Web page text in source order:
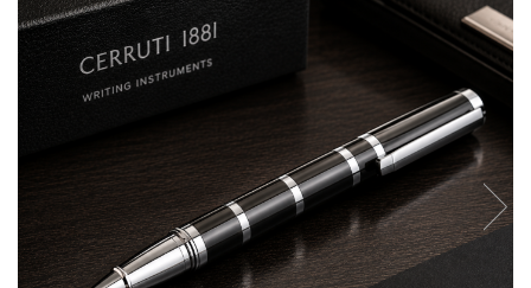
Bijuterii Femei
Bijuterii Copii
Bijuterii Mirese
Cele mai noi
Cele mai vandute
Cele mai votate
Cu video